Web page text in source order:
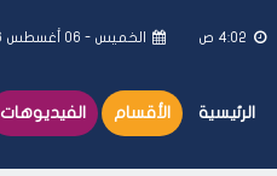
4:02 ص الخميس - ٠٦ أغسطس ٢٠٢٦
الرئيسية الأقسام الفيديوهات